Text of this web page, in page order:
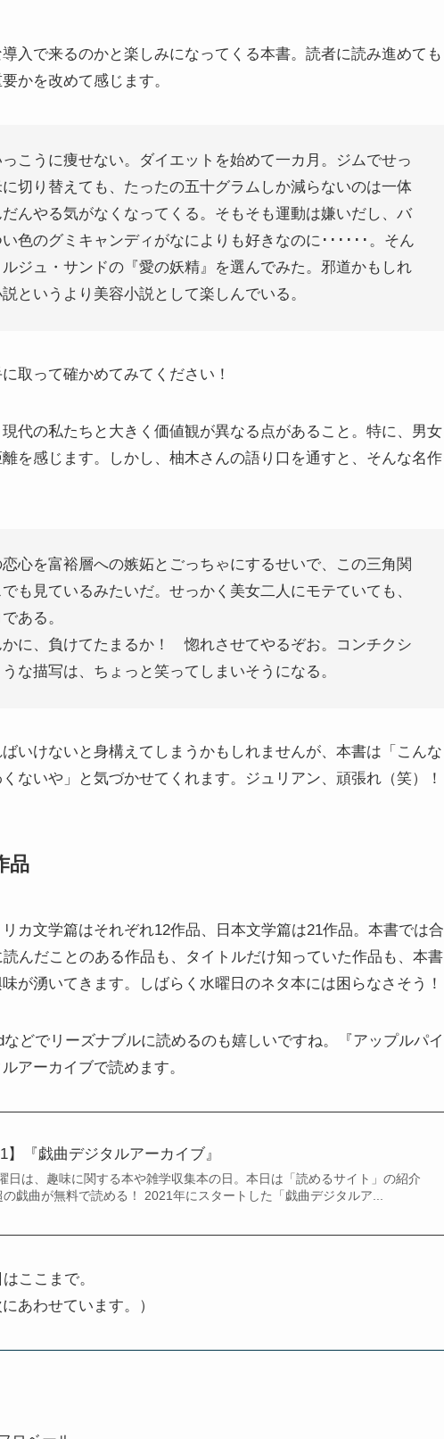
入で来るのかと楽しみになってくる本書。読者に読み進めても
かを改めて感じます。
こうに痩せない。ダイエットを始めて一カ月。ジムでせっ
切り替えても、たったの五十グラムしか減らないのは一体
んやる気がなくなってくる。そもそも運動は嫌いだし、バ
色のグミキャンディがなによりも好きなのに･･････。そん
ジュ・サンドの『愛の妖精』を選んでみた。邪道かもしれ
というより美容小説として楽しんでいる。
取って確かめてみてください！
代の私たちと大きく価値観が異なる点があること。特に、男女
を感じます。しかし、柚木さんの語り口を通すと、そんな名作
心を富裕層への嫉妬とごっちゃにするせいで、この三角関
も見ているみたいだ。せっかく美女二人にモテていても、
ある。
かに、負けてたまるか！ 惚れさせてやるぞお。コンチクシ
な描写は、ちょっと笑ってしまいそうになる。
いけないと身構えてしまうかもしれませんが、本書は「こんな
ないや」と気づかせてくれます。ジュリアン、頑張れ（笑）！
品
カ文学篇はそれぞれ12作品、日本文学篇は21作品。本書では合
んだことのある作品も、タイトルだけ知っていた作品も、本書
が湧いてきます。しばらく水曜日のネタ本には困らなさそう！
どでリーズナブルに読めるのも嬉しいですね。『アップルパイ
アーカイブで読めます。
】『戯曲デジタルアーカイブ』
日は、趣味に関する本や雑学収集本の日。本日は「読めるサイト」の紹介
戯曲が無料で読める！ 2021年にスタートした「戯曲デジタルア...
ここまで。
あわせています。）